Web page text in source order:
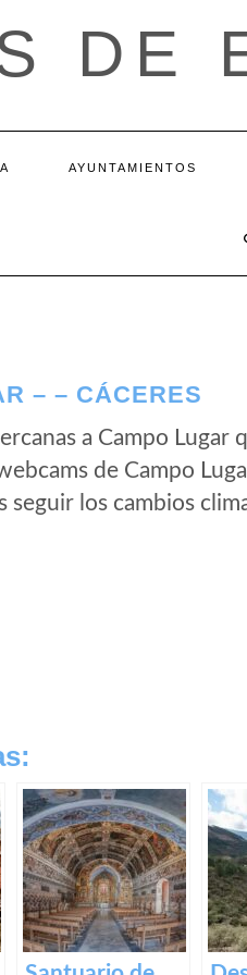
DE
AYUNTAMIENTOS
– – CÁCERES
a Campo Lugar
de Campo
seguir los cambios